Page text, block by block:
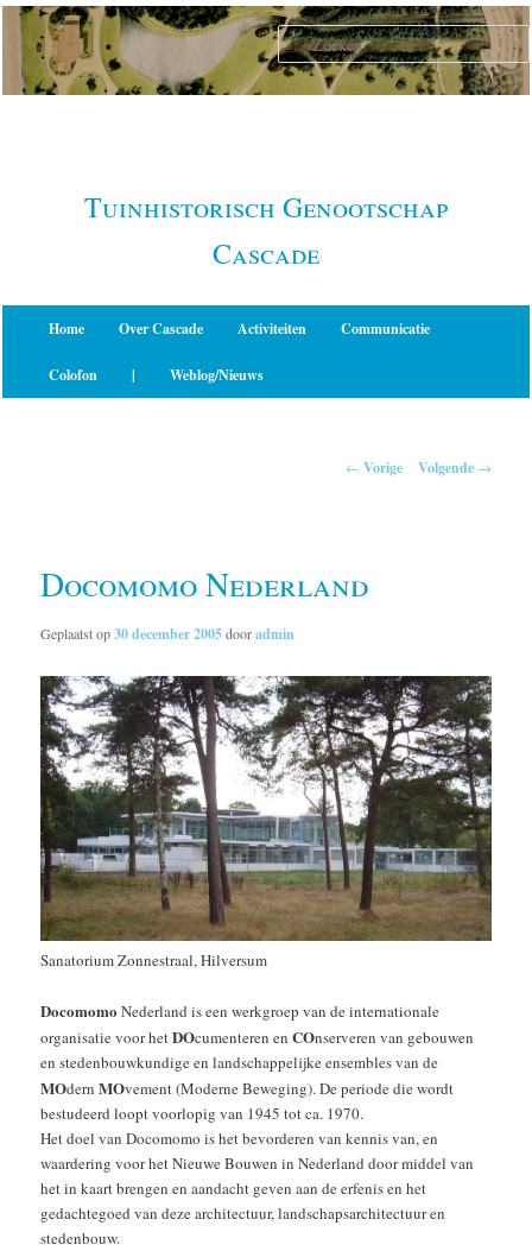
Spring
naar
primaire
Tuinhistorisch Genootschap
Cascade
Home Over Cascade Activiteiten Communicatie
Colofon | Weblog/Nieuws
← Vorige Volgende →
Docomomo Nederland
Geplaatst op30 december 2005dooradmin
Sanatorium Zonnestraal, Hilversum
Docomomo Nederland is een werkgroep van de internationale
organisatie voor hetDOcumenteren enCOnserveren van gebouwen
en stedenbouwkundige en landschappelijke ensembles van de
MOdernMOvement (Moderne Beweging). De periode die wordt
bestudeerd loopt voorlopig van 1945 tot ca. 1970.
Het doel van Docomomo is het bevorderen van kennis van, en
waardering voor het Nieuwe Bouwen in Nederland door middel van
het in kaart brengen en aandacht geven aan de erfenis en het
gedachtegoed van deze architectuur, landschapsarchitectuur en
stedenbouw.